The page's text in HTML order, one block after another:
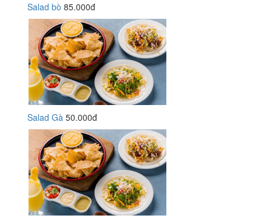
Salad bò 85.000đ
Salad Gà 50.000đ